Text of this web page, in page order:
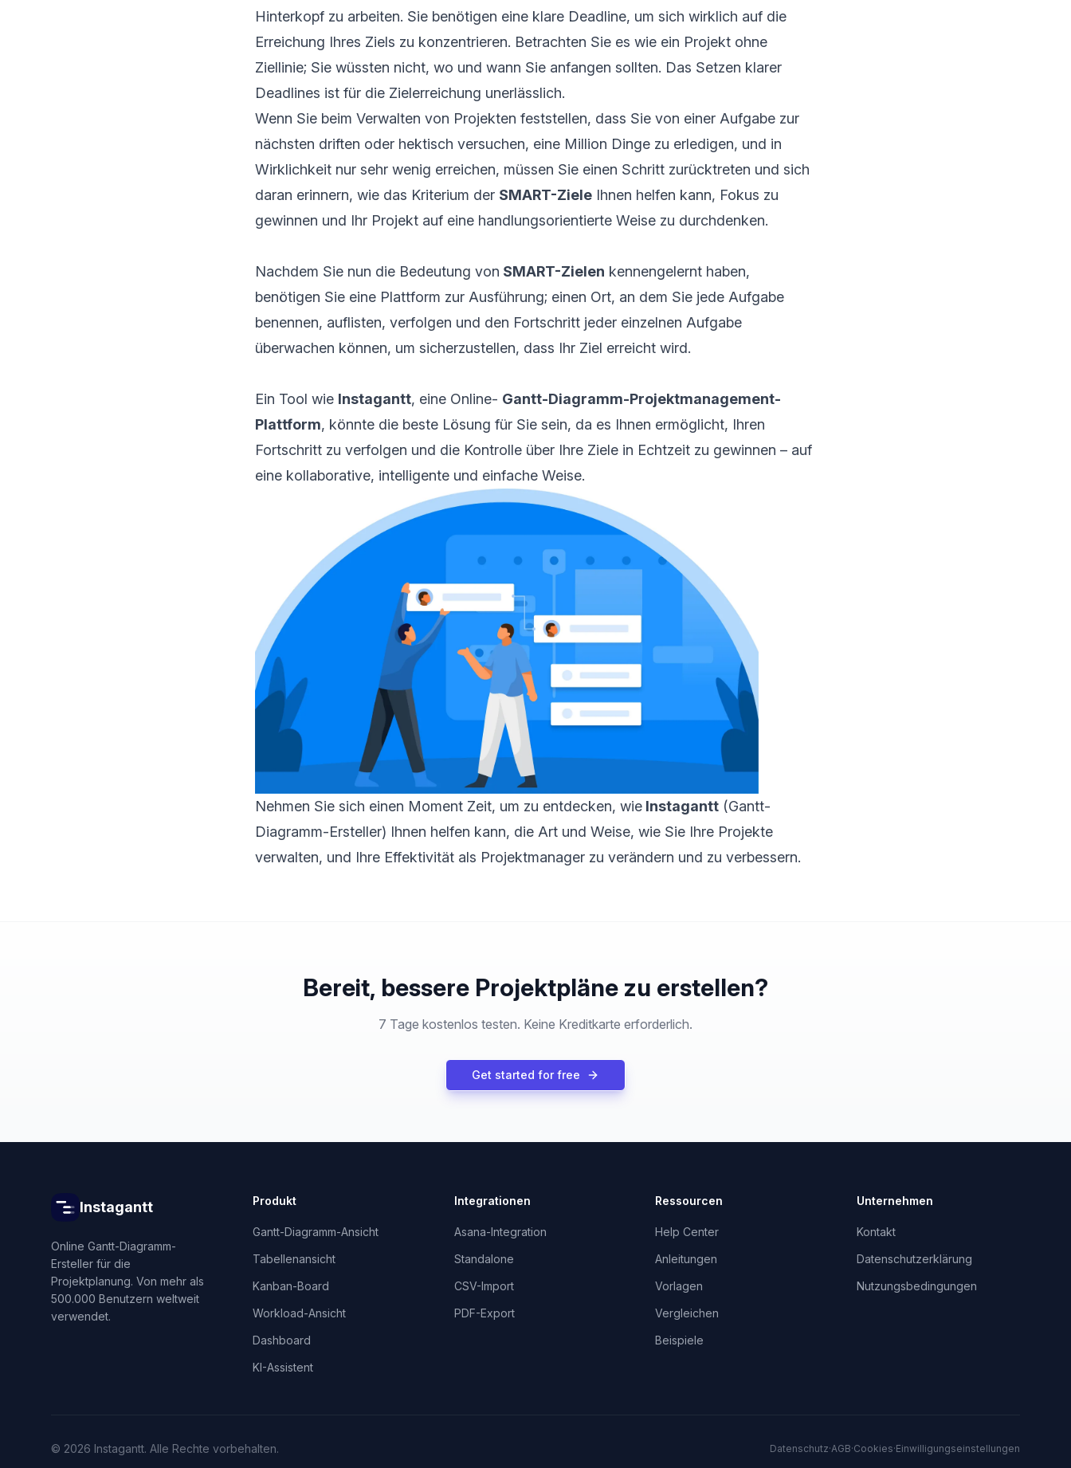
Hinterkopf zu arbeiten. Sie benötigen eine klare Deadline, um sich wirklich auf die
Erreichung Ihres Ziels zu konzentrieren. Betrachten Sie es wie ein Projekt ohne
Ziellinie; Sie wüssten nicht, wo und wann Sie anfangen sollten. Das Setzen klarer
Deadlines ist für die Zielerreichung unerlässlich.
Wenn Sie beim Verwalten von Projekten feststellen, dass Sie von einer Aufgabe zur
nächsten driften oder hektisch versuchen, eine Million Dinge zu erledigen, und in
Wirklichkeit nur sehr wenig erreichen, müssen Sie einen Schritt zurücktreten und sich
daran erinnern, wie das Kriterium der SMART-Ziele Ihnen helfen kann, Fokus zu
gewinnen und Ihr Projekt auf eine handlungsorientierte Weise zu durchdenken.
Nachdem Sie nun die Bedeutung von SMART-Zielen kennengelernt haben,
benötigen Sie eine Plattform zur Ausführung; einen Ort, an dem Sie jede Aufgabe
benennen, auflisten, verfolgen und den Fortschritt jeder einzelnen Aufgabe
überwachen können, um sicherzustellen, dass Ihr Ziel erreicht wird.
Ein Tool wie Instagantt, eine Online- Gantt-Diagramm-Projektmanagement-
Plattform, könnte die beste Lösung für Sie sein, da es Ihnen ermöglicht, Ihren
Fortschritt zu verfolgen und die Kontrolle über Ihre Ziele in Echtzeit zu gewinnen – auf
eine kollaborative, intelligente und einfache Weise.
Nehmen Sie sich einen Moment Zeit, um zu entdecken, wie Instagantt (Gantt-
Diagramm-Ersteller) Ihnen helfen kann, die Art und Weise, wie Sie Ihre Projekte
verwalten, und Ihre Effektivität als Projektmanager zu verändern und zu verbessern.
Bereit, bessere Projektpläne zu erstellen?
7 Tage kostenlos testen. Keine Kreditkarte erforderlich.
Get started for free
Instagantt
Online Gantt-Diagramm-
Ersteller für die
Projektplanung. Von mehr als
500.000 Benutzern weltweit
verwendet.
Produkt
Gantt-Diagramm-Ansicht
Tabellenansicht
Kanban-Board
Workload-Ansicht
Dashboard
KI-Assistent
Integrationen
Asana-Integration
Standalone
CSV-Import
PDF-Export
Ressourcen
Help Center
Anleitungen
Vorlagen
Vergleichen
Beispiele
Unternehmen
Kontakt
Datenschutzerklärung
Nutzungsbedingungen
© 2026 Instagantt. Alle Rechte vorbehalten. Datenschutz·AGB·Cookies·Einwilligungseinstellungen